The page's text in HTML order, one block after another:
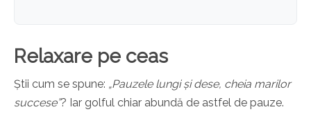
Relaxare pe ceas
Știi cum se spune: „Pauzele lungi și dese, cheia marilor
succese”? Iar golful chiar abundă de astfel de pauze.